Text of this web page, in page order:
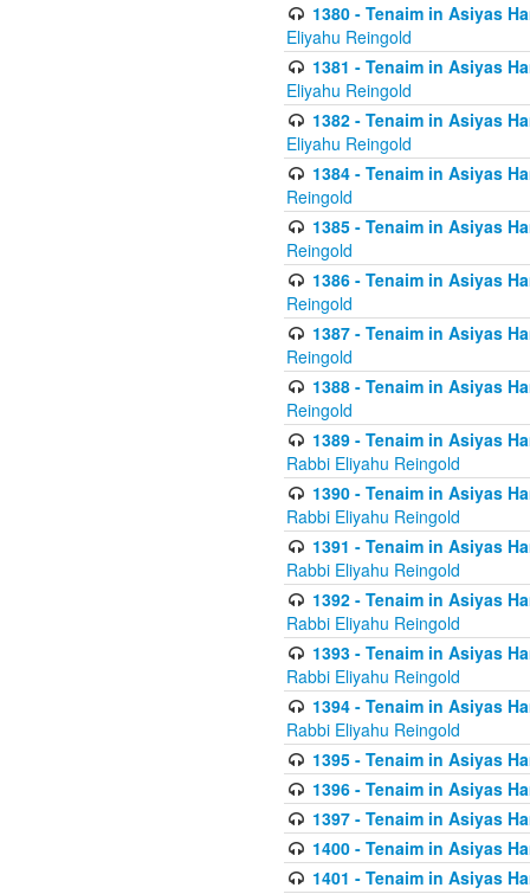
1380 - Tenaim in Asiyas
Eliyahu Reingold
1381 - Tenaim in Asiyas
Eliyahu Reingold
1382 - Tenaim in Asiyas
Eliyahu Reingold
1384 - Tenaim in Asiyas
Reingold
1385 - Tenaim in Asiyas
Reingold
1386 - Tenaim in Asiyas
Reingold
1387 - Tenaim in Asiyas
Reingold
1388 - Tenaim in Asiyas
Reingold
1389 - Tenaim in Asiyas
Rabbi Eliyahu Reingold
1390 - Tenaim in Asiyas
Rabbi Eliyahu Reingold
1391 - Tenaim in Asiyas
Rabbi Eliyahu Reingold
1392 - Tenaim in Asiyas
Rabbi Eliyahu Reingold
1393 - Tenaim in Asiyas
Rabbi Eliyahu Reingold
1394 - Tenaim in Asiyas
Rabbi Eliyahu Reingold
1395 - Tenaim in Asiyas
1396 - Tenaim in Asiyas
1397 - Tenaim in Asiyas
1400 - Tenaim in Asiyas
1401 - Tenaim in Asiyas